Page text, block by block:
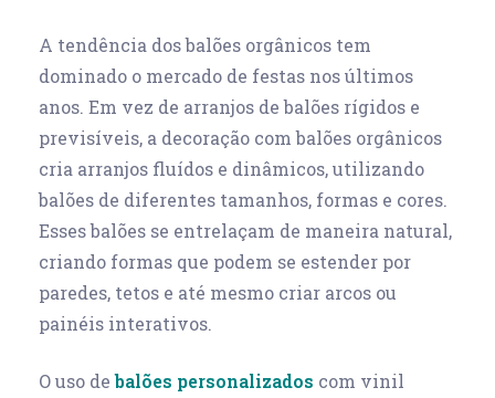
A tendência dos balões orgânicos tem
dominado o mercado de festas nos últimos
anos. Em vez de arranjos de balões rígidos e
previsíveis, a decoração com balões orgânicos
cria arranjos fluídos e dinâmicos, utilizando
balões de diferentes tamanhos, formas e cores.
Esses balões se entrelaçam de maneira natural,
criando formas que podem se estender por
paredes, tetos e até mesmo criar arcos ou
painéis interativos.
O uso de balões personalizados com vinil